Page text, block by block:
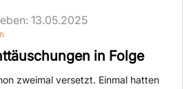
13.05.2025
in Folge
zweimal versetzt. Einmal hatten